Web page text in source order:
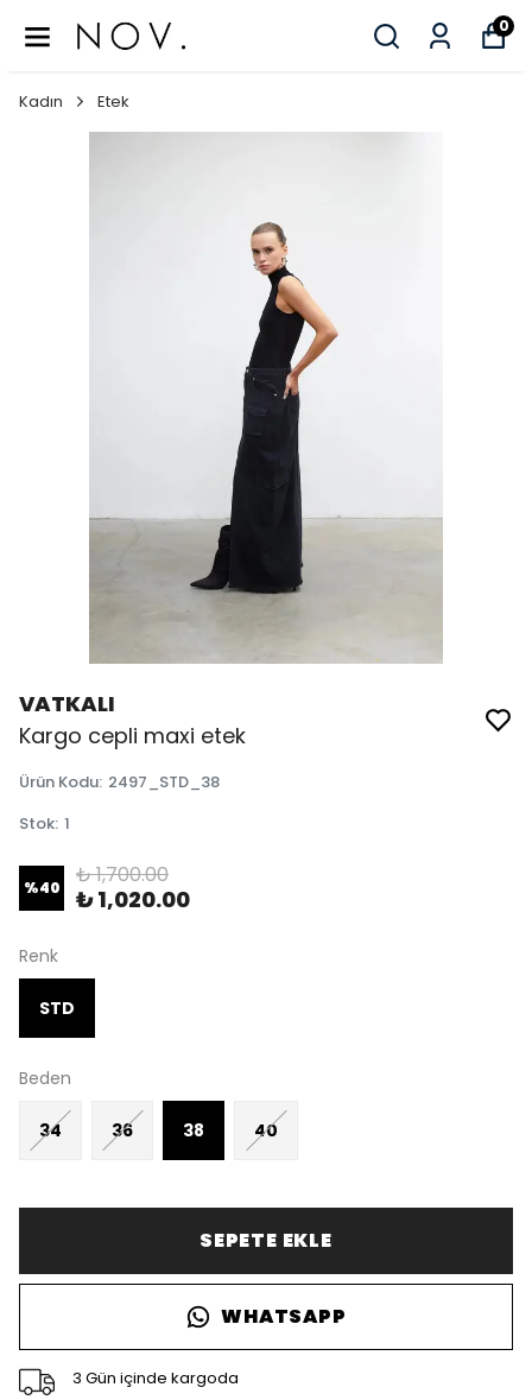
0
Kadın Etek
VATKALI
Kargo cepli maxi etek
Ürün Kodu: 2497_STD_38
Stok: 1
%40 ₺ 1,700.00
₺ 1,020.00
Renk
STD
Beden
34 36 38 40
SEPETE EKLE
WHATSAPP
3 Gün içinde kargoda